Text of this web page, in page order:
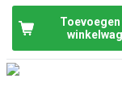
Toevoegen